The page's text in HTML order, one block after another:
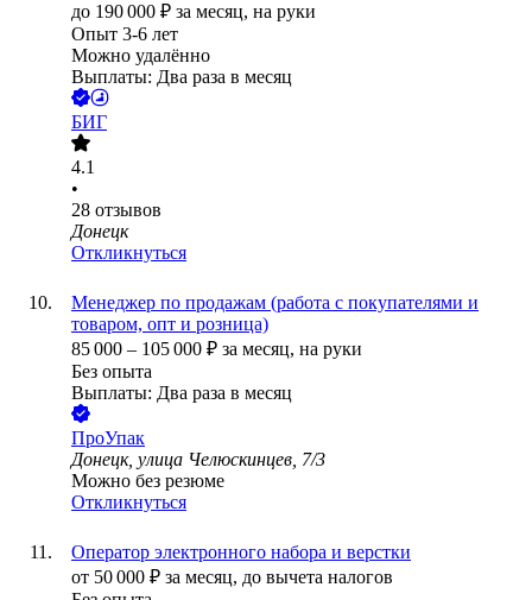
до 190 000 ₽ за месяц, на руки
Опыт 3-6 лет
Можно удалённо
Выплаты: Два раза в месяц
БИГ
4.1
•
28 отзывов
Донецк
Откликнуться
Менеджер по продажам (работа с покупателями и
товаром, опт и розница)
85 000 – 105 000 ₽ за месяц, на руки
Без опыта
Выплаты: Два раза в месяц
ПроУпак
Донецк, улица Челюскинцев, 7/3
Можно без резюме
Откликнуться
Оператор электронного набора и верстки
от 50 000 ₽ за месяц, до вычета налогов